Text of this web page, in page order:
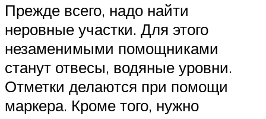
Прежде всего, надо найти
неровные участки. Для этого
незаменимыми помощниками
станут отвесы, водяные уровни.
Отметки делаются при помощи
маркера. Кроме того, нужно